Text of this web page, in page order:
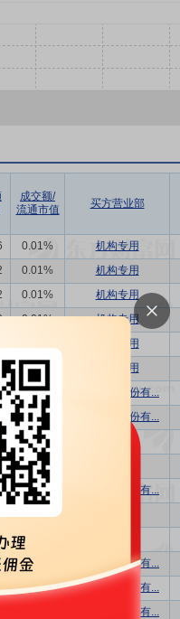
成交额/
流通市值
买方营业部
0.01% 机构专用
0.01% 机构专用
0.01% 机构专用
0.01% 机构专用
机构专用
0.01% 机构专用
0.01% 华泰证券股份有...
0.01% 国投证券股份有...
0.03% 机构专用
0.02%
0.01% 国投证券股份有...
0.04%
0.03%
0.02% 华泰证券股份有...
0.02% 华泰证券股份有...
广发证券股份有...